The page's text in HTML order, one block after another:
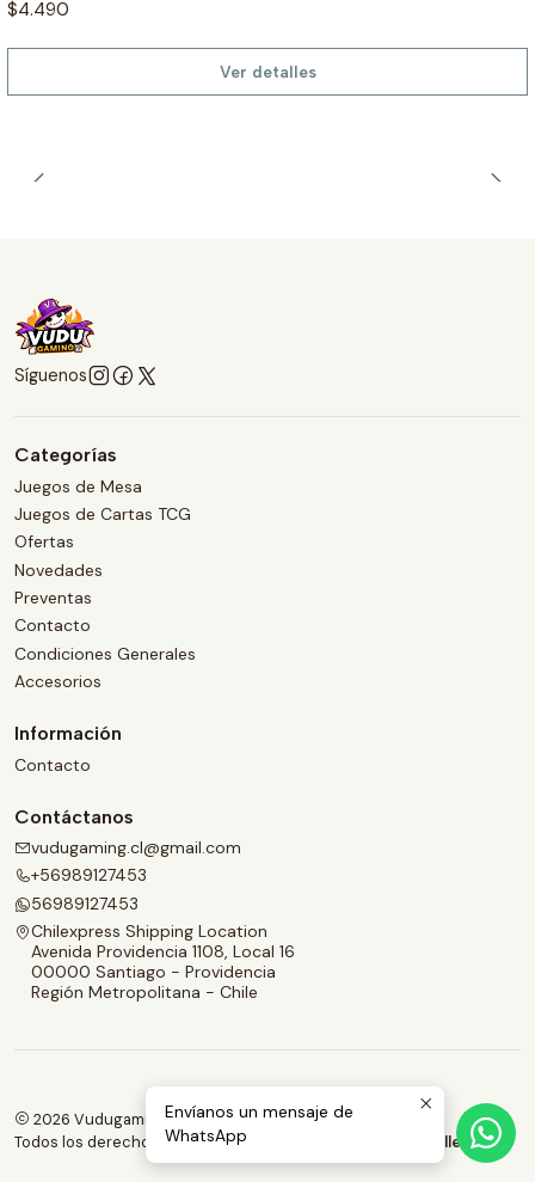
$4.490
Ver detalles
Síguenos
Categorías
Juegos de Mesa
Juegos de Cartas TCG
Ofertas
Novedades
Preventas
Contacto
Condiciones Generales
Accesorios
Información
Contacto
Contáctanos
vudugaming.cl@gmail.com
+56989127453
56989127453
Chilexpress Shipping Location
Avenida Providencia 1108, Local 16
00000 Santiago - Providencia
Región Metropolitana - Chile
2026 Vudugaming.
Todos los derechos reservados.
Desarrollado por Jumpseller
Envíanos un mensaje de
WhatsApp